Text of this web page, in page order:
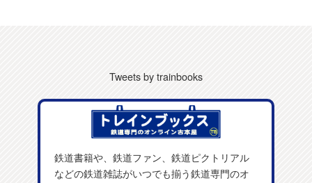
Tweets by trainbooks
鉄道書籍や、鉄道ファン、鉄道ピクトリアル
などの鉄道雑誌がいつでも揃う鉄道専門のオ